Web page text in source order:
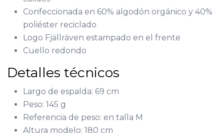
Confeccionada en 60% algodón orgánico y 40%
poliéster reciclado
Logo Fjällräven estampado en el frente
Cuello redondo
Detalles técnicos
Largo de espalda: 69 cm
Peso: 145 g
Referencia de peso: en talla M
Altura modelo: 180 cm